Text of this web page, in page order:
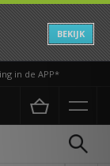
BEKIJK